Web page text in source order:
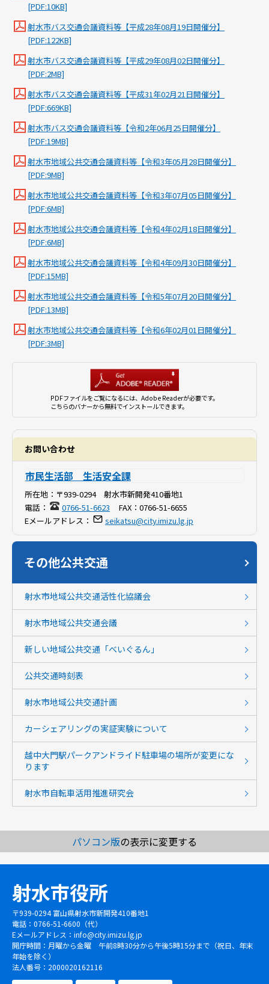
[PDF:10KB]
射水市バス交通会議資料等【平成28年08月19日開催分】
[PDF:122KB]
射水市バス交通会議資料等【平成29年08月02日開催分】
[PDF:2MB]
射水市バス交通会議資料等【平成31年02月21日開催分】
[PDF:669KB]
射水市バス交通会議資料等【令和2年06月25日開催分】
[PDF:19MB]
射水市地域公共交通会議資料等【令和3年05月28日開催分】
[PDF:9MB]
射水市地域公共交通会議資料等【令和3年07月05日開催分】
[PDF:6MB]
射水市地域公共交通会議資料等【令和4年02月18日開催分】
[PDF:6MB]
射水市地域公共交通会議資料等【令和4年09月30日開催分】
[PDF:15MB]
射水市地域公共交通会議資料等【令和5年07月20日開催分】
[PDF:13MB]
射水市地域公共交通会議資料等【令和6年02月01日開催分】
[PDF:3MB]
PDFファイルをご覧になるには、Adobe Readerが必要です。
こちらのバナーから無料でインストールできます。
お問い合わせ
市民生活部 生活安全課
所在地： 〒939-0294 射水市新開発410番地1
電話：
0766-51-6623 FAX： 0766-51-6655
Eメールアドレス：
seikatsu@city.imizu.lg.jp
その他公共交通
射水市地域公共交通活性化協議会
射水市地域公共交通会議
新しい地域公共交通「べいぐるん」
公共交通時刻表
射水市地域公共交通計画
カーシェアリングの実証実験について
越中大門駅パークアンドライド駐車場の場所が変更にな
ります
射水市自転車活用推進研究会
パソコン版の表示に変更する
射水市役所
〒939-0294 富山県射水市新開発410番地1
電話：0766-51-6600（代）
Eメールアドレス： info@city.imizu.lg.jp
開庁時間：月曜から金曜 午前8時30分から午後5時15分まで（祝日、年末
年始を除く）
法人番号：2000020162116